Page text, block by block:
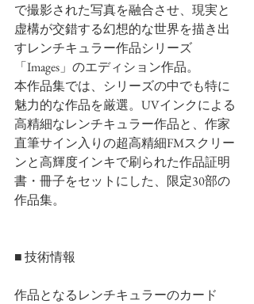
で撮影された写真を融合させ、現実と
虚構が交錯する幻想的な世界を描き出
すレンチキュラー作品シリーズ
「Images」のエディション作品。
本作品集では、シリーズの中でも特に
魅力的な作品を厳選。UVインクによる
高精細なレンチキュラー作品と、作家
直筆サイン入りの超高精細FMスクリー
ンと高輝度インキで刷られた作品証明
書・冊子をセットにした、限定30部の
作品集。
■ 技術情報
作品となるレンチキュラーのカード